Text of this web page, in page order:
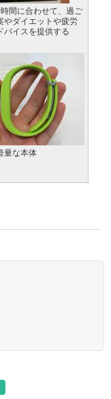
間に合わせて、過ご
やダイエットや疲労
バイスを提供する
量な本体